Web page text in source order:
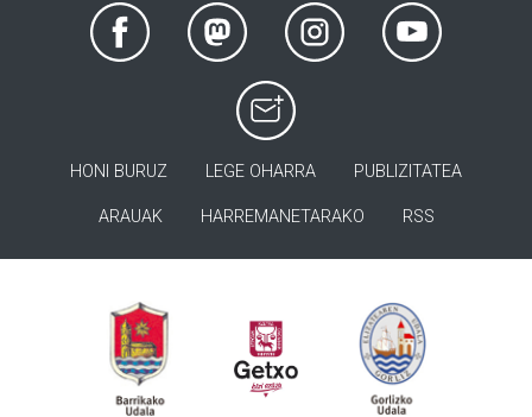
HONI BURUZ LEGE OHARRA PUBLIZITATEA
ARAUAK HARREMANETARAKO RSS